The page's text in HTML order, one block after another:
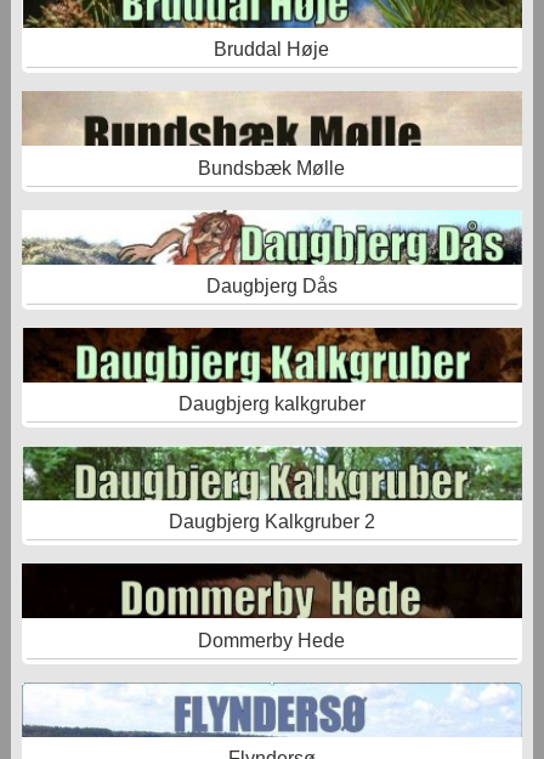
Bruddal Høje
Bundsbæk Mølle
Daugbjerg Dås
Daugbjerg kalkgruber
Daugbjerg Kalkgruber 2
Dommerby Hede